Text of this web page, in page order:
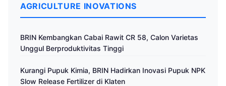
AGRICULTURE INOVATIONS
BRIN Kembangkan Cabai Rawit CR 58, Calon Varietas
Unggul Berproduktivitas Tinggi
Kurangi Pupuk Kimia, BRIN Hadirkan Inovasi Pupuk NPK
Slow Release Fertilizer di Klaten